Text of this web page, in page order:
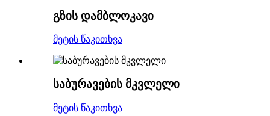
გზის დამბლოკავი
მეტის წაკითხვა
საბურავების მკვლელი
მეტის წაკითხვა